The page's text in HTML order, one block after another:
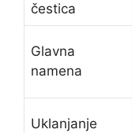
čestica
Glavna
namena
Uklanjanje